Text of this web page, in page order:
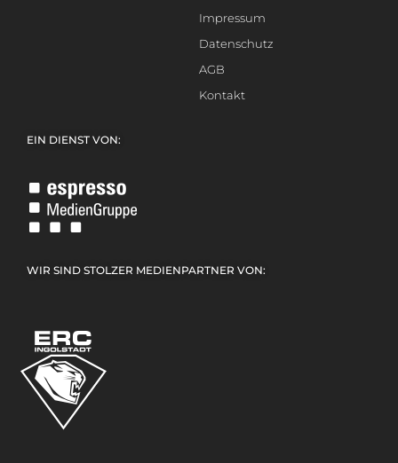
Impressum
Datenschutz
AGB
Kontakt
EIN DIENST VON:
WIR SIND STOLZER MEDIENPARTNER VON: